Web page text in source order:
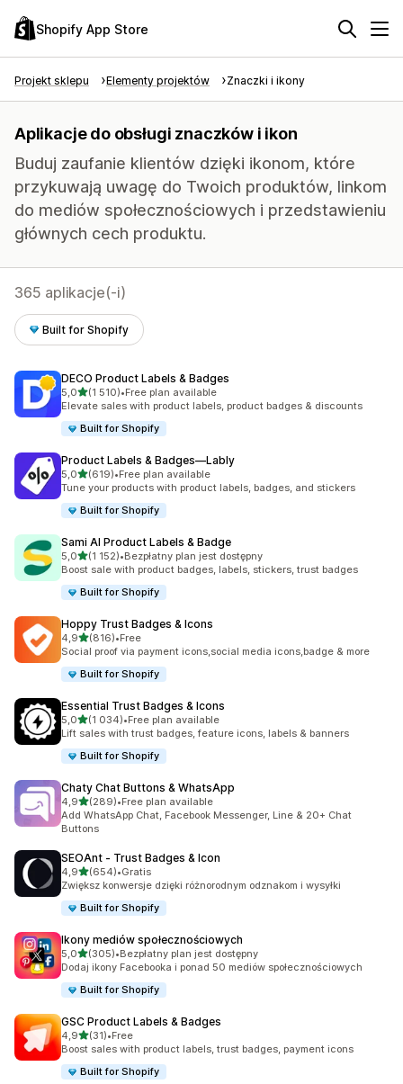
Shopify App Store
Projekt sklepu Elementy projektów Znaczki i ikony
Aplikacje do obsługi znaczków i ikon
Buduj zaufanie klientów dzięki ikonom, które
przykuwają uwagę do Twoich produktów, linkom
do mediów społecznościowych i przedstawieniu
głównych cech produktu.
365 aplikacje(-i)
Built for Shopify
DECO Product Labels & Badges
5,0na 5 gwiazdek
(1 510)
Łączna liczba recenzji: 1510
•Free plan available
Elevate sales with product labels, product badges & discounts
Built for Shopify
Product Labels & Badges—Lably
5,0na 5 gwiazdek
(619)
Łączna liczba recenzji: 619
•Free plan available
Tune your products with product labels, badges, and stickers
Built for Shopify
Sami AI Product Labels & Badge
5,0na 5 gwiazdek
(1 152)
Łączna liczba recenzji: 1152
•Bezpłatny plan jest dostępny
Boost sale with product badges, labels, stickers, trust badges
Built for Shopify
Hoppy Trust Badges & Icons
4,9na 5 gwiazdek
(816)
Łączna liczba recenzji: 816
•Free
Social proof via payment icons,social media icons,badge & more
Built for Shopify
Essential Trust Badges & Icons
5,0na 5 gwiazdek
(1 034)
Łączna liczba recenzji: 1034
•Free plan available
Lift sales with trust badges, feature icons, labels & banners
Built for Shopify
Chaty Chat Buttons & WhatsApp
4,9na 5 gwiazdek
(289)
Łączna liczba recenzji: 289
•Free plan available
Add WhatsApp Chat, Facebook Messenger, Line & 20+ Chat
Buttons
SEOAnt ‑ Trust Badges & Icon
4,9na 5 gwiazdek
(654)
Łączna liczba recenzji: 654
•Gratis
Zwiększ konwersje dzięki różnorodnym odznakom i wysyłki
Built for Shopify
Ikony mediów społecznościowych
5,0na 5 gwiazdek
(305)
Łączna liczba recenzji: 305
•Bezpłatny plan jest dostępny
Dodaj ikony Facebooka i ponad 50 mediów społecznościowych
Built for Shopify
GSC Product Labels & Badges
4,9na 5 gwiazdek
(31)
Łączna liczba recenzji: 31
•Free
Boost sales with product labels, trust badges, payment icons
Built for Shopify